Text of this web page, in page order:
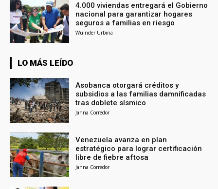
4.000 viviendas entregará el Gobierno
nacional para garantizar hogares
seguros a familias en riesgo
Wuinder Urbina
LO MÁS LEÍDO
Asobanca otorgará créditos y
subsidios a las familias damnificadas
tras doblete sísmico
Janna Corredor
Venezuela avanza en plan
estratégico para lograr certificación
libre de fiebre aftosa
Janna Corredor